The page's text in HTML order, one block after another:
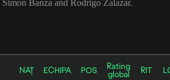
Banza and Rodrigo Zalazar.
NAȚ ECHIPA POS Rating
global RIT